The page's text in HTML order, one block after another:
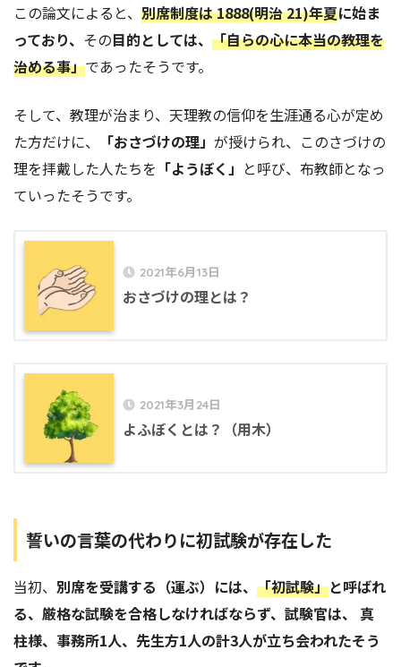
この論文によると、 別席制度は 1888(明治 21)年夏に始ま
っており、 その目的としては、 「自らの心に本当の教理を
治める事」であったそうです。
そして、教理が治まり、天理教の信仰を生涯通る心が定め
た方だけに、
「おさづけの理」 が授けられ、このさづけの
理を拝戴した人たちを 「ようぼく」 と呼び、布教師となっ
ていったそうです。
2021年6月13日
おさづけの理とは？
2021年3月24日
よふぼくとは？（用木）
誓いの言葉の代わりに初試験が存在した
当初、 別席を受講する（運ぶ）には、 「初試験」と呼ばれ
る、厳格な試験を合格しなければならず、試験官は、 真
柱様、事務所1人、先生方1人の計3人が立ち会われたそう